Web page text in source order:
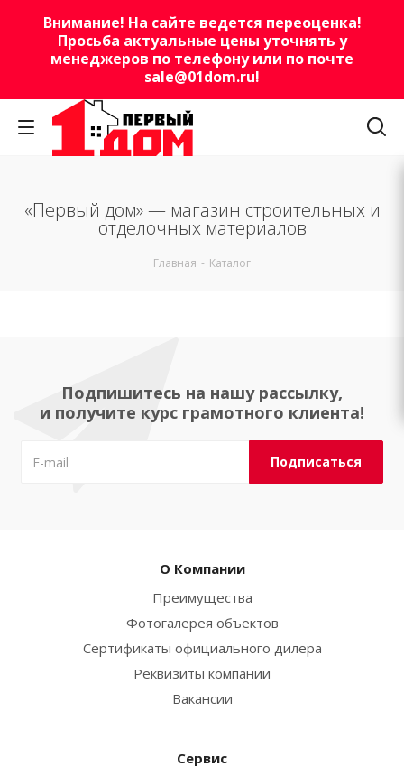
Внимание! На сайте ведется переоценка!
Просьба актуальные цены уточнять у
менеджеров по телефону или по почте
sale@01dom.ru!
«Первый дом» — магазин строительных и
отделочных материалов
Главная - Каталог
Подпишитесь на нашу рассылку,
и получите курс грамотного клиента!
О Компании
Преимущества
Фотогалерея объектов
Сертификаты официального дилера
Реквизиты компании
Вакансии
Сервис